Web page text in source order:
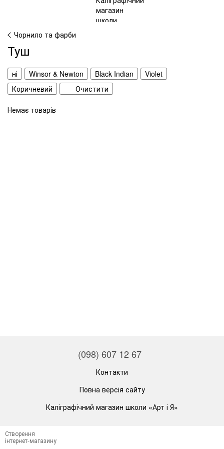
Чорнило та фарби
Туш
ні Winsor & Newton Black Indian
Violet
Коричневий
Очистити
Немає товарів
(098) 607 12 67
Контакти
Повна версія сайту
Каліграфічний магазин школи «Арт і Я»
Створення
інтернет-магазину